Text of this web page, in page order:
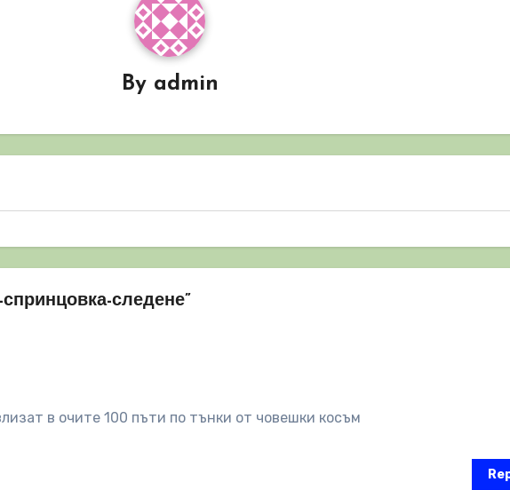
By admin
следене”
в очите 100 пъти по тънки от човешки косъм